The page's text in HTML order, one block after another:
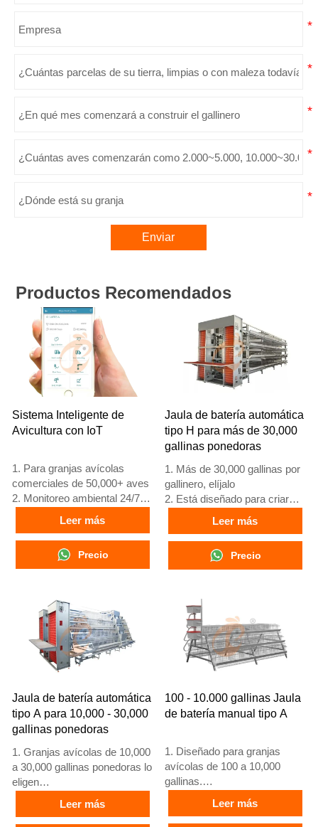
Enviar
Productos Recomendados
Sistema Inteligente de
Avicultura con IoT
1. Para granjas avícolas
comerciales de 50,000+ aves
2. Monitoreo ambiental 24/7
3. Mejora en conversión
alimenticia del 15-20%
4. Incremento en producción
de huevos del 10%
5. Número de
+8618830120193
Leer más
Precio
Jaula de batería automática
tipo H para más de 30,000
gallinas ponedoras
1. Más de 30,000 gallinas por
gallinero, elíjalo
2. Está diseñado para criar
pollos de 12 o 16 semanas de
edad hasta gallinas ponedoras
adultas
3. Su vida útil es de más de
25 años
24 horas. El número de
WhatsApp es
+8618830120193, +234
8111199996
Leer más
Precio
Jaula de batería automática
tipo A para 10,000 - 30,000
gallinas ponedoras
1. Granjas avícolas de 10,000
a 30,000 gallinas ponedoras lo
eligen
2. Gallinas adultas comienzan
a poner huevos a las 16
Leer más
100 - 10.000 gallinas Jaula
de batería manual tipo A
1. Diseñado para granjas
avícolas de 100 a 10,000
gallinas.
2. Cría de pollos de 12 o 16
semanas para puesta de
Leer más